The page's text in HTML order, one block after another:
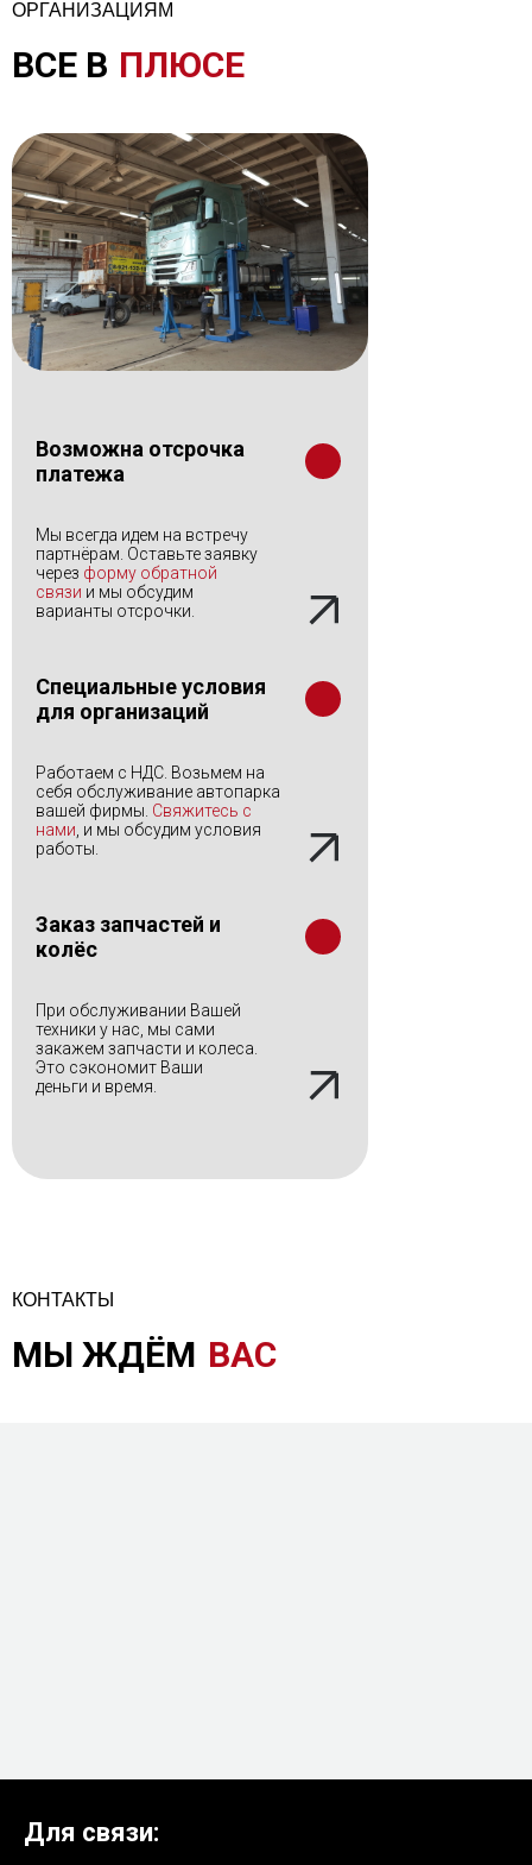
ОРГАНИЗАЦИЯМ
ПЛЮСЕ
ВСЕ В
Возможна отсрочка
платежа
Мы всегда идем на встречу
партнёрам. Оставьте заявку
через форму обратной
связи и мы обсудим
варианты отсрочки.
Специальные условия
для организаций
Работаем с НДС. Возьмем на
себя обслуживание автопарка
вашей фирмы. Свяжитесь с
нами , и мы обсудим условия
работы.
Заказ запчастей и
колёс
При обслуживании Вашей
техники у нас, мы сами
закажем запчасти и колеса.
Это сэкономит Ваши
деньги и время.
КОНТАКТЫ
ВАС
МЫ ЖДЁМ
Для связи: